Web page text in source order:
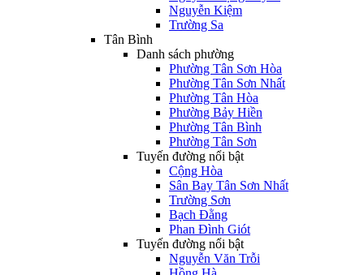
Nguyễn Kiệm
Trường Sa
Tân Bình
Danh sách phường
Phường Tân Sơn Hòa
Phường Tân Sơn Nhất
Phường Tân Hòa
Phường Bảy Hiền
Phường Tân Bình
Phường Tân Sơn
Tuyến đường nổi bật
Cộng Hòa
Sân Bay Tân Sơn Nhất
Trường Sơn
Bạch Đằng
Phan Đình Giót
Tuyến đường nổi bật
Nguyễn Văn Trỗi